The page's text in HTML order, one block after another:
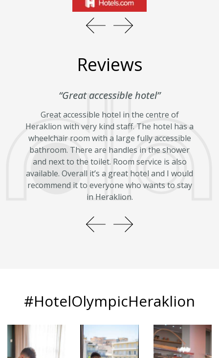
Reviews
“Great accessible hotel”
Great accessible hotel in the centre of
Heraklion with very kind staff. The hotel has a
wheelchair room with a large fully accessible
bathroom. There are handles in the shower
and next to the toilet. Room service is also
available. Overall it’s a great hotel and I would
recommend it to everyone who wants to stay
in Heraklion.
#HotelOlympicHeraklion